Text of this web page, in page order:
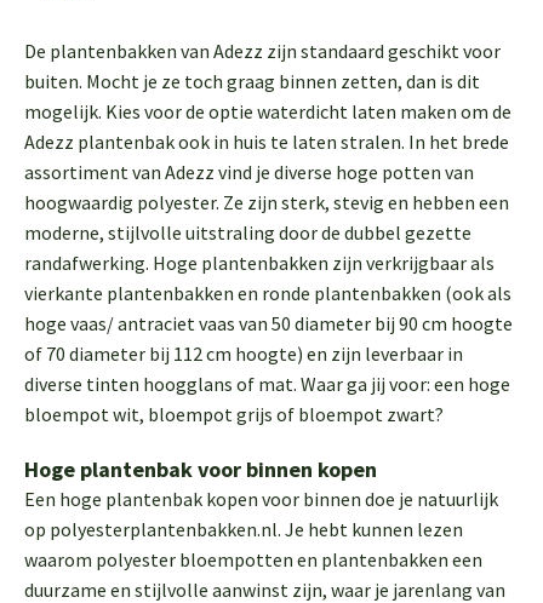
De plantenbakken van Adezz zijn standaard geschikt voor
buiten. Mocht je ze toch graag binnen zetten, dan is dit
mogelijk. Kies voor de optie waterdicht laten maken om de
Adezz plantenbak ook in huis te laten stralen. In het brede
assortiment van Adezz vind je diverse hoge potten van
hoogwaardig polyester. Ze zijn sterk, stevig en hebben een
moderne, stijlvolle uitstraling door de dubbel gezette
randafwerking. Hoge plantenbakken zijn verkrijgbaar als
vierkante plantenbakken en ronde plantenbakken (ook als
hoge vaas/ antraciet vaas van 50 diameter bij 90 cm hoogte
of 70 diameter bij 112 cm hoogte) en zijn leverbaar in
diverse tinten hoogglans of mat. Waar ga jij voor: een hoge
bloempot wit, bloempot grijs of bloempot zwart?
Hoge plantenbak voor binnen kopen
Een hoge plantenbak kopen voor binnen doe je natuurlijk
op polyesterplantenbakken.nl. Je hebt kunnen lezen
waarom polyester bloempotten en plantenbakken een
duurzame en stijlvolle aanwinst zijn, waar je jarenlang van